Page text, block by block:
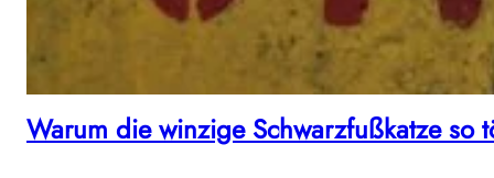
Warum die winzige Schwarzfußkatze so